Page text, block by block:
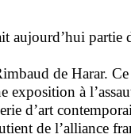
aujourd’hui partie
de Harar.
exposition à
d’art
de l’alliance